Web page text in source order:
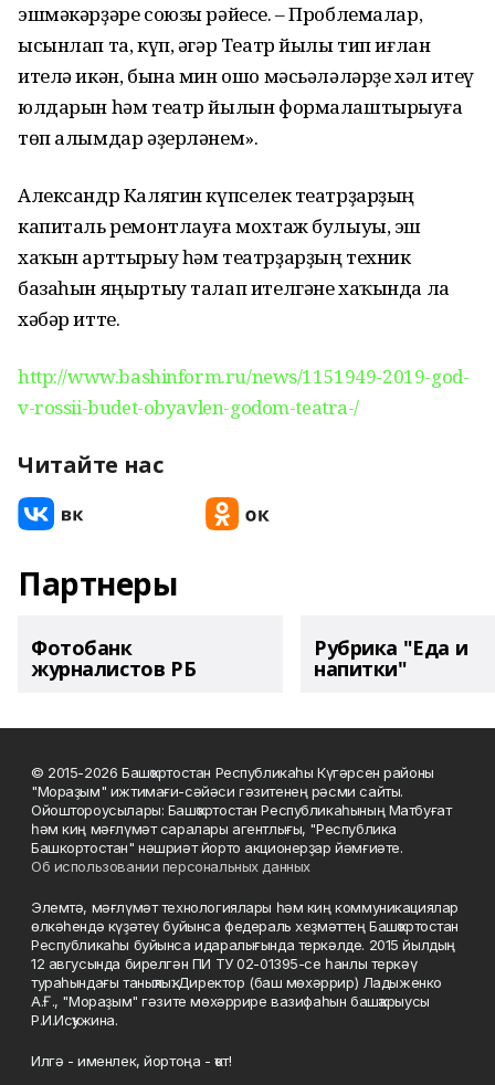
эшмәкәрҙәре союзы рәйесе. – Проблемалар,
ысынлап та, күп, әгәр Театр йылы тип иғлан
ителә икән, бына мин ошо мәсьәләләрҙе хәл итеү
юлдарын һәм театр йылын формалаштырыуға
төп алымдар әҙерләнем».
Александр Калягин күпселек театрҙарҙың
капиталь ремонтлауға мохтаж булыуы, эш
хаҡын арттырыу һәм театрҙарҙың техник
базаһын яңыртыу талап ителгәне хаҡында ла
хәбәр итте.
http://www.bashinform.ru/news/1151949-2019-god-
v-rossii-budet-obyavlen-godom-teatra-/
Читайте нас
Партнеры
Фотобанк
журналистов РБ
Рубрика "Еда и
напитки"
© 2015-2026 Башҡортостан Республикаһы Күгәрсен районы
"Мораҙым" ижтимағи-сәйәси гәзитенең рәсми сайты.
Ойоштороусылары: Башҡортостан Республикаһының Матбуғат
һәм киң мәғлүмәт саралары агентлығы, "Республика
Башкортостан" нәшриәт йорто акционерҙар йәмғиәте.
Об использовании персональных данных
Элемтә, мәғлүмәт технологиялары һәм киң коммуникациялар
өлкәһендә күҙәтеү буйынса федераль хеҙмәттең Башҡортостан
Республикаһы буйынса идаралығында теркәлде. 2015 йылдың
12 авгусында бирелгән ПИ ТУ 02-01395-се һанлы теркәү
тураһындағы таныҡлыҡ. Директор (баш мөхәррир) Ладыженко
А.Ғ., "Мораҙым" гәзите мөхәррире вазифаһын башҡарыусы
Р.И.Исҡужина.
Илгә - именлек, йортоңа - ҡот!